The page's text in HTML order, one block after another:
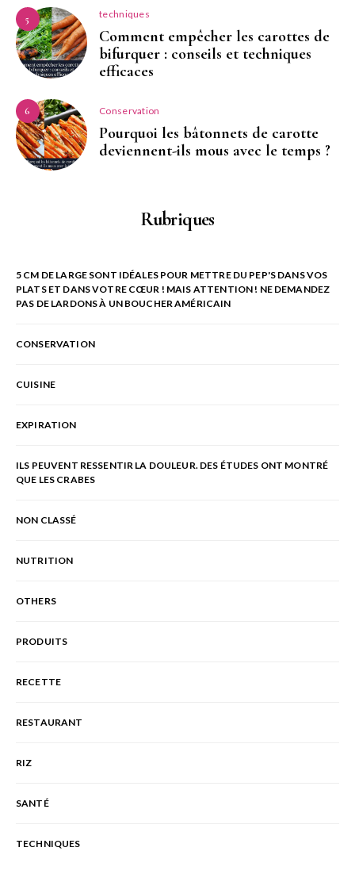
5 techniques
Comment empêcher les carottes de
bifurquer : conseils et techniques
efficaces
6 Conservation
Pourquoi les bâtonnets de carotte
deviennent-ils mous avec le temps ?
Rubriques
5 CM DE LARGE SONT IDÉALES POUR METTRE DU PEP'S DANS VOS
PLATS ET DANS VOTRE CŒUR ! MAIS ATTENTION ! NE DEMANDEZ
PAS DE LARDONS À UN BOUCHER AMÉRICAIN
CONSERVATION
CUISINE
EXPIRATION
ILS PEUVENT RESSENTIR LA DOULEUR. DES ÉTUDES ONT MONTRÉ
QUE LES CRABES
NON CLASSÉ
NUTRITION
OTHERS
PRODUITS
RECETTE
RESTAURANT
RIZ
SANTÉ
TECHNIQUES